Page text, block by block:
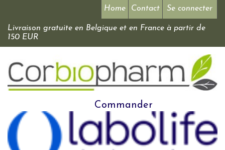
Se connecter
Home Contact
Livraison gratuite en Belgique et en France à partir de
150 EUR
Commander